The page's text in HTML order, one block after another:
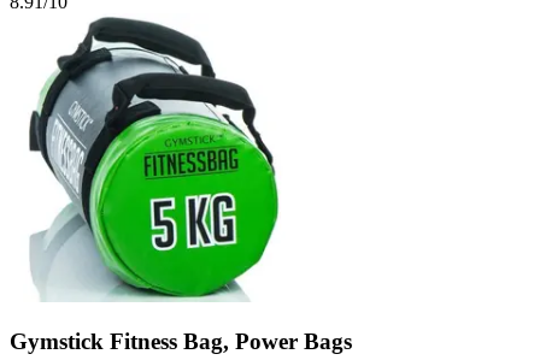
Gymstick Fitness Bag, Power Bags